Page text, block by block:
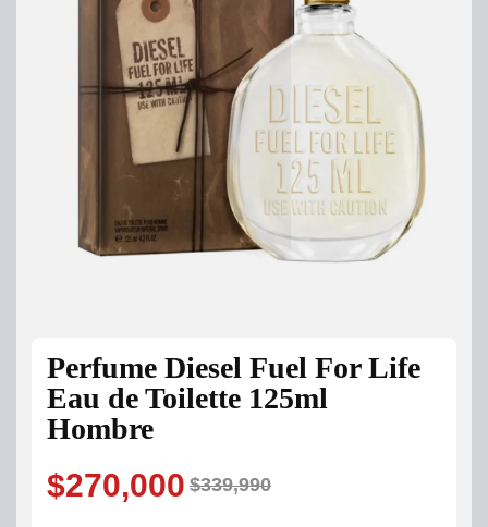
Perfume Diesel Fuel For Life
Eau de Toilette 125ml
Hombre
$339,990
Original
$270,000
Current